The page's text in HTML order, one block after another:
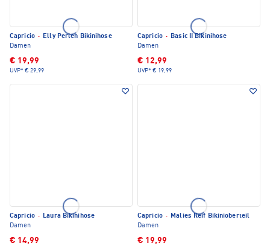
Capricio · Elly Perlen Bikinihose
Damen
€ 19,99
UVP* € 29,99
Capricio · Basic II Bikinihose
Damen
€ 12,99
UVP* € 19,99
Capricio · Laura Bikinihose
Damen
€ 14,99
Capricio · Malies Reif Bikinioberteil
Damen
€ 19,99